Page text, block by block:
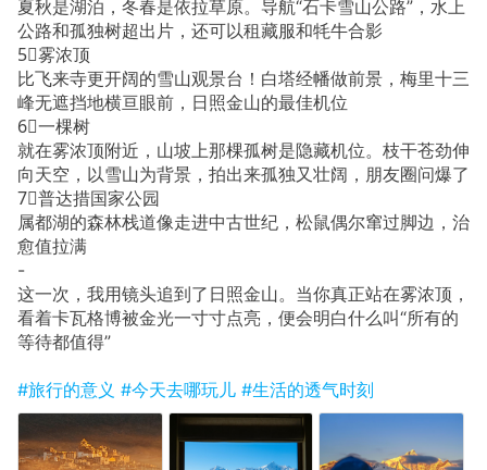
夏秋是湖泊，冬春是依拉草原。导航“石卡雪山公路”，水上
公路和孤独树超出片，还可以租藏服和牦牛合影
5⃣️雾浓顶
比飞来寺更开阔的雪山观景台！白塔经幡做前景，梅里十三
峰无遮挡地横亘眼前，日照金山的最佳机位
6⃣️一棵树
就在雾浓顶附近，山坡上那棵孤树是隐藏机位。枝干苍劲伸
向天空，以雪山为背景，拍出来孤独又壮阔，朋友圈问爆了
7⃣️普达措国家公园
属都湖的森林栈道像走进中古世纪，松鼠偶尔窜过脚边，治
愈值拉满
-
这一次，我用镜头追到了日照金山。当你真正站在雾浓顶，
看着卡瓦格博被金光一寸寸点亮，便会明白什么叫“所有的
等待都值得”
#旅行的意义 #今天去哪玩儿 #生活的透气时刻